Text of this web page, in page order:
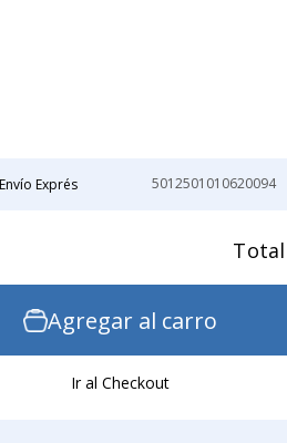
Envío Exprés 5012501010620094
Agregar al carro
Ir al Checkout